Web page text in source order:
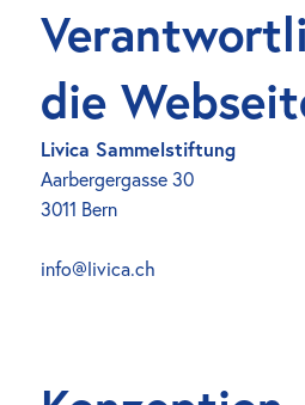
die
Livica Sammelstiftung
Aarbergergasse 30
3011 Bern
info@livica.ch